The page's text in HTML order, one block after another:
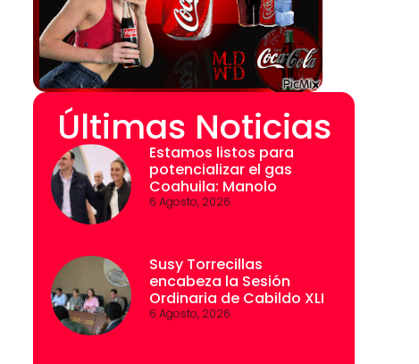
Últimas Noticias
Estamos listos para
potencializar el gas
Coahuila: Manolo
6 Agosto, 2026
Susy Torrecillas
encabeza la Sesión
Ordinaria de Cabildo XLI
6 Agosto, 2026